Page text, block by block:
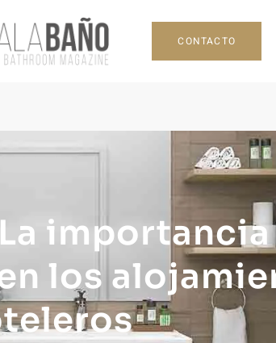
CONTACTO
importancia
los